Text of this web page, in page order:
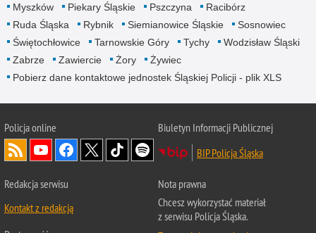
Myszków
Piekary Śląskie Pszczyna
Racibórz
Ruda Śląska
Rybnik Siemianowice Śląskie
Sosnowiec
Świętochłowice
Tarnowskie Góry Tychy
Wodzisław Śląski
Zabrze
Zawiercie Żory
Żywiec
Pobierz dane kontaktowe jednostek Śląskiej Policji - plik XLS
Policja online
Biuletyn Informacji Publicznej
BIP Policja Śląska
Redakcja serwisu
Kontakt z redakcją
Nota prawna
Chcesz wykorzystać materiał
z serwisu Policja Śląska.